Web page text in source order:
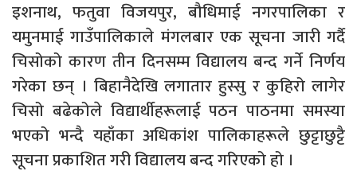
इशनाथ, फतुवा विजयपुर, बौधिमाई नगरपालिका र
यमुनमाई गाउँपालिकाले मंगलबार एक सूचना जारी गर्दै
चिसोको कारण तीन दिनसम्म विद्यालय बन्द गर्ने निर्णय
गरेका छन् । बिहानैदेखि लगातार हुस्सु र कुहिरो लागेर
चिसो बढेकोले विद्यार्थीहरूलाई पठन पाठनमा समस्या
भएको भन्दै यहाँका अधिकांश पालिकाहरूले छुट्टाछुट्टै
सूचना प्रकाशित गरी विद्यालय बन्द गरिएको हो ।